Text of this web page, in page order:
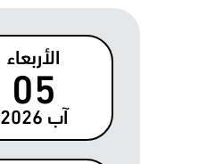
الأربعاء
05
آب 2026